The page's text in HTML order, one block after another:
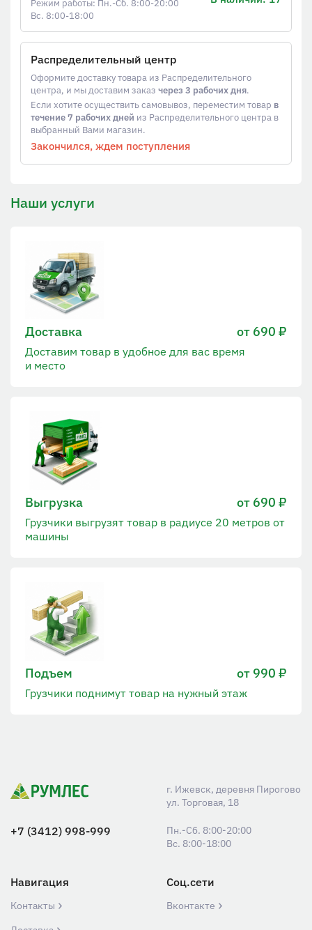
Режим работы: Пн.-Сб. 8:00-20:00
Вс. 8:00-18:00
Распределительный центр
Оформите доставку товара из Распределительного
центра, и мы доставим заказ через 3 рабочих дня.
Если хотите осуществить самовывоз, переместим товар в
течение 7 рабочих дней из Распределительного центра в
выбранный Вами магазин.
Закончился, ждем поступления
Наши услуги
Доставка от 690 ₽
Доставим товар в удобное для вас время
и место
Выгрузка от 690 ₽
Грузчики выгрузят товар в радиусе 20 метров от
машины
Подъем от 990 ₽
Грузчики поднимут товар на нужный этаж
г. Ижевск, деревня Пирогово
ул. Торговая, 18
+7 (3412) 998-999
Пн.-Сб. 8:00-20:00
Вс. 8:00-18:00
Навигация
Контакты
Соц.сети
Вконтакте